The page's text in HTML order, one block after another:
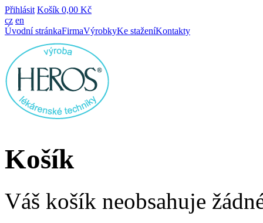
Přihlásit Košík 0,00 Kč
cz en
Úvodní stránkaFirmaVýrobkyKe staženíKontakty
Košík
Váš košík neobsahuje